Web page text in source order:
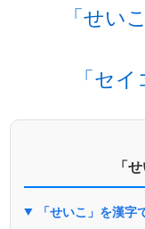
「せい
「セ
「
「せいこ」を漢